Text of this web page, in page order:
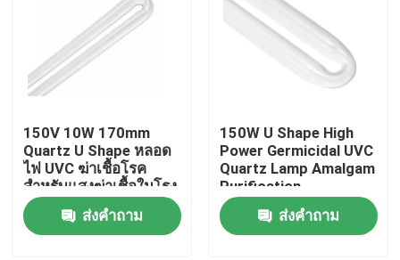
150V 10W 170mm
Quartz U Shape หลอด
ไฟ UVC ฆ่าเชื้อโรค
สำหรับแสงฆ่าเชื้อในโรง
พยาบาล
ส่งคำถาม
150W U Shape High
Power Germicidal UVC
Quartz Lamp Amalgam
Purification
ส่งคำถาม